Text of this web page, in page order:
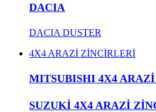
DACIA
DACIA DUSTER
4X4 ARAZİ ZİNCİRLERİ
MITSUBISHI 4X4
SUZUKİ 4X4 ARAZİ